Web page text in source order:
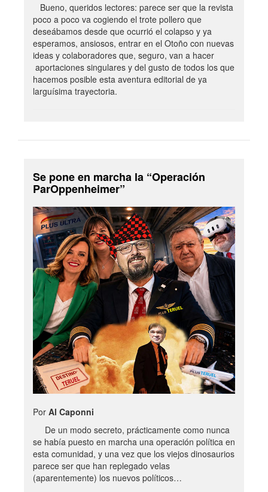
Bueno, queridos lectores: parece ser que la revista
poco a poco va cogiendo el trote pollero que
deseábamos desde que ocurrió el colapso y ya
esperamos, ansiosos, entrar en el Otoño con nuevas
ideas y colaboradores que, seguro, van a hacer
aportaciones singulares y del gusto de todos los que
hacemos posible esta aventura editorial de ya
larguísima trayectoria.
Se pone en marcha la “Operación
ParOppenheimer”
Por Al Caponni
De un modo secreto, prácticamente como nunca
se había puesto en marcha una operación política en
esta comunidad, y una vez que los viejos dinosaurios
parece ser que han replegado velas
(aparentemente) los nuevos políticos…